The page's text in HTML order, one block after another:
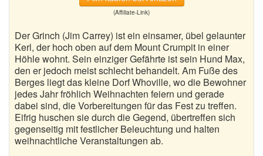
(Affiliate-Link)
Der Grinch (Jim Carrey) ist ein einsamer, übel gelaunter
Kerl, der hoch oben auf dem Mount Crumpit in einer
Höhle wohnt. Sein einziger Gefährte ist sein Hund Max,
den er jedoch meist schlecht behandelt. Am Fuße des
Berges liegt das kleine Dorf Whoville, wo die Bewohner
jedes Jahr fröhlich Weihnachten feiern und gerade
dabei sind, die Vorbereitungen für das Fest zu treffen.
Eifrig huschen sie durch die Gegend, übertreffen sich
gegenseitig mit festlicher Beleuchtung und halten
weihnachtliche Veranstaltungen ab.